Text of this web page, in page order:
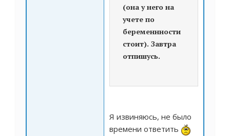
(она у него на
учете по
беременнности
стоит). Завтра
отпишусь.
Я извиняюсь, не было
времени ответить